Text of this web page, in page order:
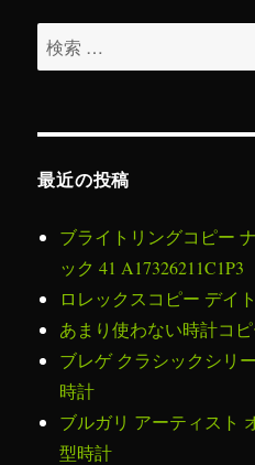
検
索
象:
最近の投稿
ブライトリングコピー
ック 41 A17326211C1P3
ロレックスコピー デイ
あまり使わない時計コ
ブレゲ クラシックシリ
時計
ブルガリ アーティスト
型時計